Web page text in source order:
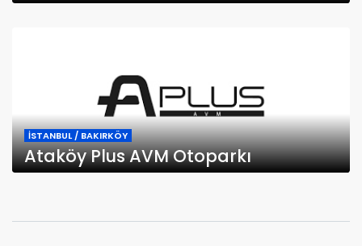
İSTANBUL / BAKIRKÖY
Ataköy Plus AVM Otoparkı